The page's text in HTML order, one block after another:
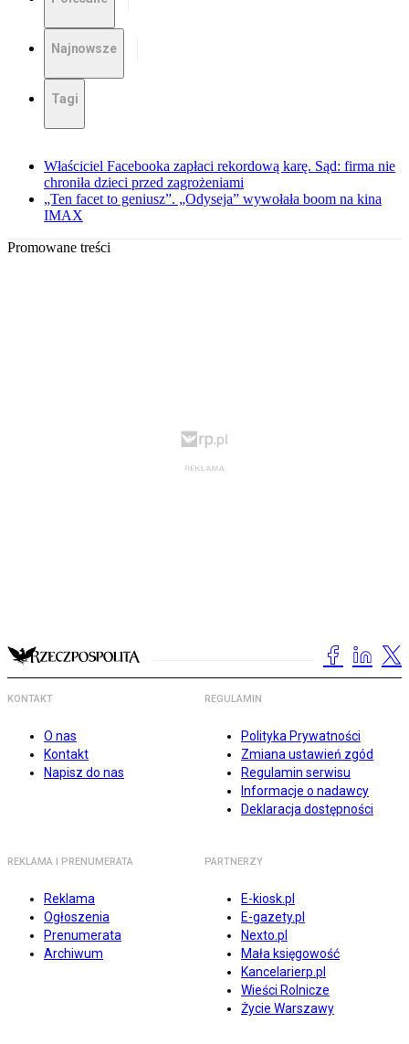
Najnowsze
Tagi
Właściciel Facebooka zapłaci rekordową karę. Sąd: firma nie
chroniła dzieci przed zagrożeniami
„Ten facet to geniusz”. „Odyseja” wywołała boom na kina
IMAX
Promowane treści
KONTAKT
O nas
Kontakt
Napisz do nas
REGULAMIN
Polityka Prywatności
Zmiana ustawień zgód
Regulamin serwisu
Informacje o nadawcy
Deklaracja dostępności
REKLAMA I PRENUMERATA
Reklama
Ogłoszenia
Prenumerata
Archiwum
PARTNERZY
E-kiosk.pl
E-gazety.pl
Nexto.pl
Mała księgowość
Kancelarierp.pl
Wieści Rolnicze
Życie Warszawy